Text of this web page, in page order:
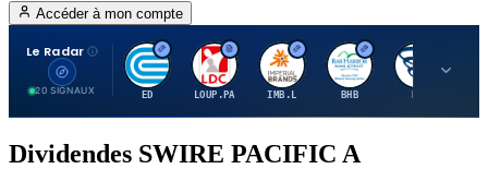
Accéder à mon compte
Le Radar
20 SIGNAUX
C
ED
L
LOUP.PA
I
IMB.L
B
BHB
B
Dividendes SWIRE PACIFIC A